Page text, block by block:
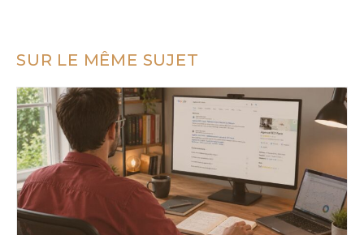
SUR LE MÊME SUJET